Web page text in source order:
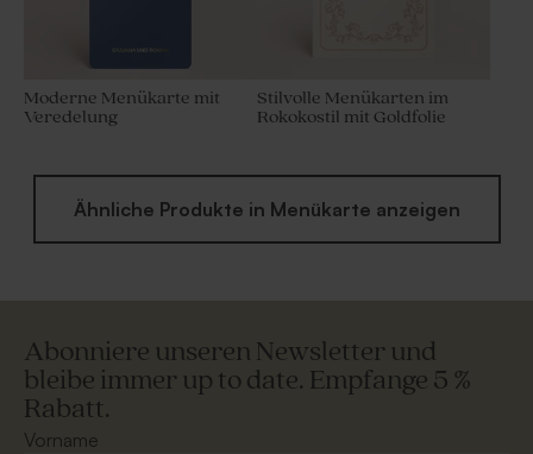
Moderne Menükarte mit
Veredelung
Stilvolle Menükarten im
Rokokostil mit Goldfolie
Ähnliche Produkte in Menükarte anzeigen
Abonniere unseren Newsletter und
bleibe immer up to date. Empfange 5 %
Rabatt.
Vorname